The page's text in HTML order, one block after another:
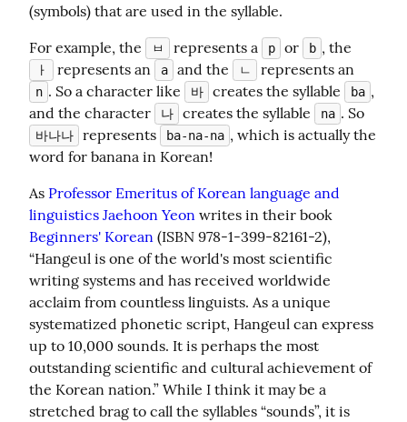
(symbols) that are used in the syllable.
For example, the
ㅂ represents a p or b
ㅏ represents an a and the ㄴ
n . So a character like 바 creates the syllable ba ,
and the character
나 creates the syllable na
바나나 represents ba-na-na , which is actually the
word for banana in Korean!
As Professor Emeritus of Korean language and
linguistics Jaehoon Yeon
Beginners' Korean (ISBN 978-1-399-82161-2),
“Hangeul is one of the world's most scientific
writing systems and has received worldwide
acclaim from countless linguists. As a unique
systematized phonetic script, Hangeul can express
up to 10,000 sounds. It is perhaps the most
outstanding scientific and cultural achievement of
the Korean nation.” While I think it may be a
stretched brag to call the syllables “sounds”, it is